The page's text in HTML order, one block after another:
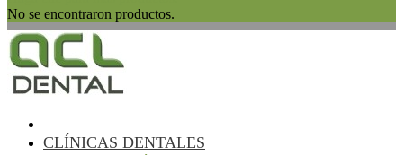
No se encontraron productos.
CLÍNICAS DENTALES